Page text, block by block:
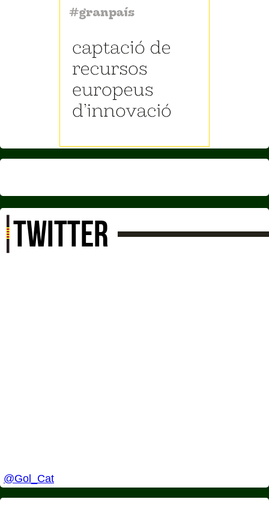
TWITTER
@Gol_Cat